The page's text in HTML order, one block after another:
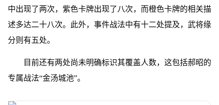
中出现了两次，紫色卡牌出现了八次，而橙色卡牌的相关描
述多达二十八次。此外，事件战法中有十二处提及，武将缘
分则有五处。
目前还有两处尚未明确标识其覆盖人数，这包括郝昭的
专属战法“金汤城池”。